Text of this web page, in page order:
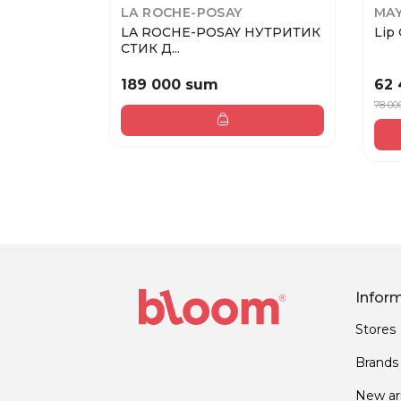
LA ROCHE-POSAY
LA ROCHE-POSAY НУТРИТИК
СТИК Д...
189 000 sum
Lip
62
78
Stores
Brands
New